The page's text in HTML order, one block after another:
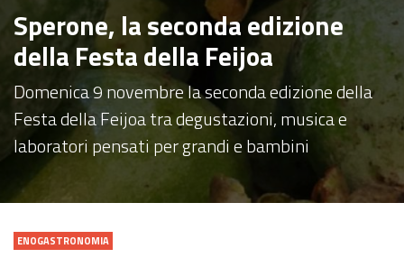
Sperone, la seconda edizione
della Festa della Feijoa
Domenica 9 novembre la seconda edizione della
Festa della Feijoa tra degustazioni, musica e
laboratori pensati per grandi e bambini
ENOGASTRONOMIA